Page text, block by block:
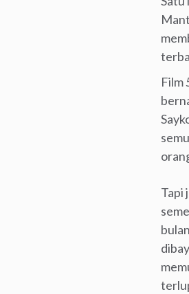
Film
Tapi